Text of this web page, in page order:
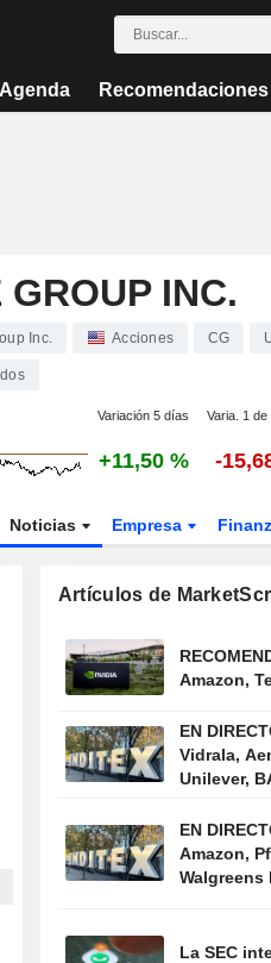
Agenda Recomendaciones
INC.
Inc. Acciones CG
Variación 5 días Varia. 1 de
+11,50 % -
Noticias Empresa
Artículos de
Amazon,
EN
Vidrala,
Unilever,
EN
Amazon,
Walgreens
La SEC